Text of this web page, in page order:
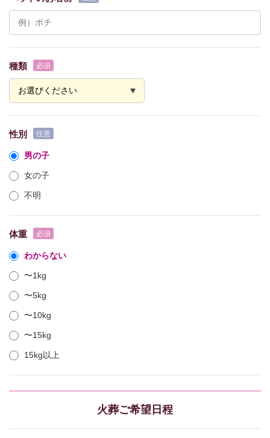
種類
性別
男の子
女の子
不明
体重
わからない
〜1kg
〜5kg
〜10kg
〜15kg
15kg以上
火葬ご希望日程